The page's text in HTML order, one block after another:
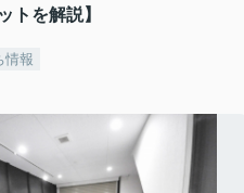
トを解説】
報